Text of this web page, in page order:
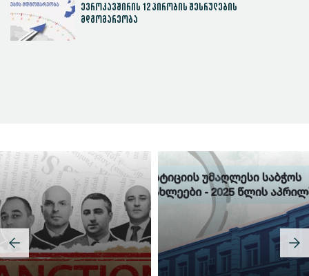
ევროკავშირის 12 პირობის შესრულების
მდგომარეობა